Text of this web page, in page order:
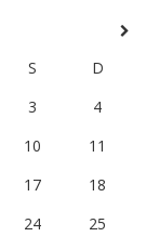
S
D
3
4
10
11
17
18
24
25